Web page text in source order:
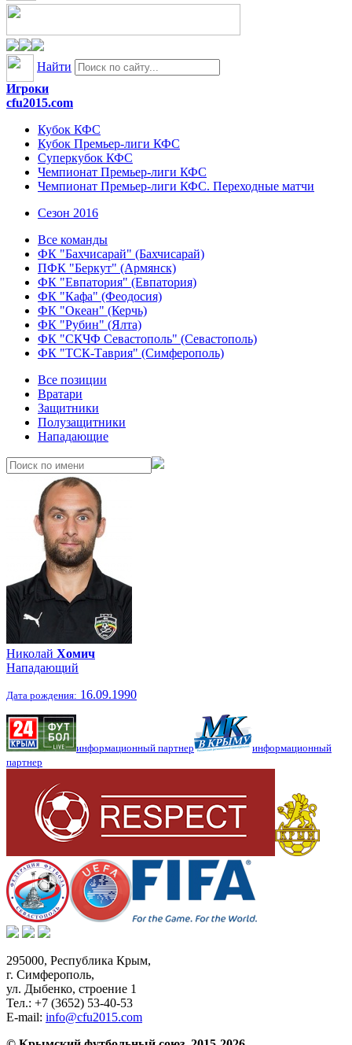
Найти
Игроки
cfu2015.com
Кубок КФС
Кубок Премьер-лиги КФС
Суперкубок КФС
Чемпионат Премьер-лиги КФС
Чемпионат Премьер-лиги КФС. Переходные матчи
Сезон 2016
Все команды
ФК "Бахчисарай" (Бахчисарай)
ПФК "Беркут" (Армянск)
ФК "Евпатория" (Евпатория)
ФК "Кафа" (Феодосия)
ФК "Океан" (Керчь)
ФК "Рубин" (Ялта)
ФК "СКЧФ Севастополь" (Севастополь)
ФК "ТСК-Таврия" (Симферополь)
Все позиции
Вратари
Защитники
Полузащитники
Нападающие
Николай Хомич
Нападающий
Дата рождения: 16.09.1990
информационный партнер
информационный
партнер
295000, Республика Крым,
г. Симферополь,
ул. Дыбенко, строение 1
Тел.: +7 (3652) 53-40-53
E-mail: info@cfu2015.com